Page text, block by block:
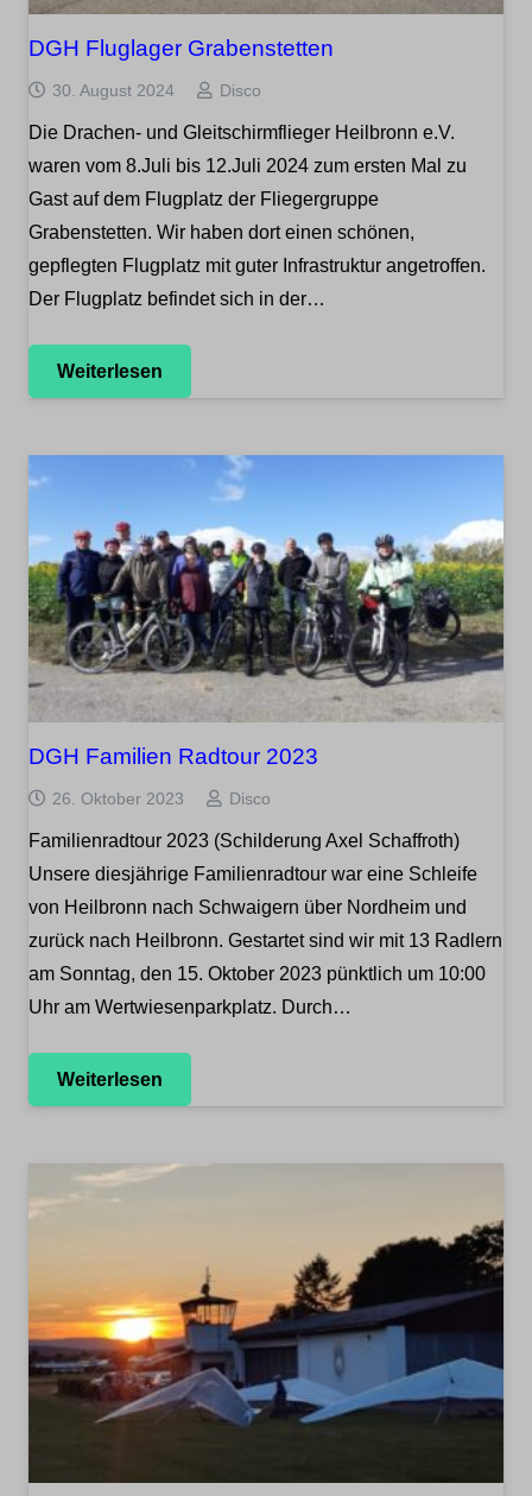
DGH Fluglager Grabenstetten
30. August 2024 Disco
Die Drachen- und Gleitschirmflieger Heilbronn e.V.
waren vom 8.Juli bis 12.Juli 2024 zum ersten Mal zu
Gast auf dem Flugplatz der Fliegergruppe
Grabenstetten. Wir haben dort einen schönen,
gepflegten Flugplatz mit guter Infrastruktur angetroffen.
Der Flugplatz befindet sich in der…
Weiterlesen
DGH Familien Radtour 2023
26. Oktober 2023 Disco
Familienradtour 2023 (Schilderung Axel Schaffroth)
Unsere diesjährige Familienradtour war eine Schleife
von Heilbronn nach Schwaigern über Nordheim und
zurück nach Heilbronn. Gestartet sind wir mit 13 Radlern
am Sonntag, den 15. Oktober 2023 pünktlich um 10:00
Uhr am Wertwiesenparkplatz. Durch…
Weiterlesen